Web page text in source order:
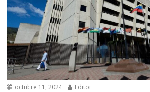
octubre 11, 2024 Editor